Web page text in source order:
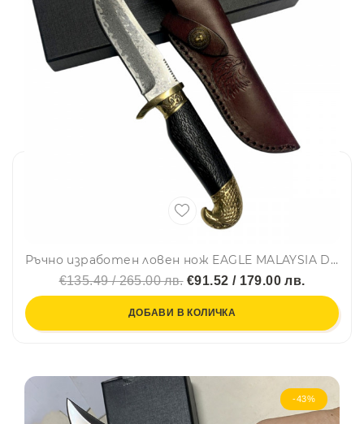
Ръчно изработен ловен нож EAGLE MALAYSIA DAMASKUS, дамаска стомана VG10, дръжка абанос
€135.49 / 265.00 лв.€91.52 / 179.00 лв.
ДОБАВИ В КОЛИЧКА
-43%